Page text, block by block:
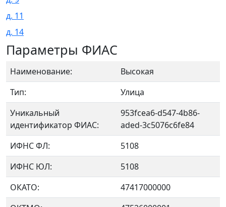
д. 11
д. 14
Параметры ФИАС
Наименование:
Высокая
Тип:
Улица
Уникальный
идентификатор ФИАС:
953fcea6-d547-4b86-
aded-3c5076c6fe84
ИФНС ФЛ:
5108
ИФНС ЮЛ:
5108
ОКАТО:
47417000000